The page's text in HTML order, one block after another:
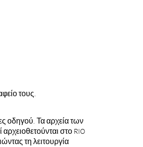
τους.
οδηγού. Τα αρχεία των
στο RIO
τη λειτουργία